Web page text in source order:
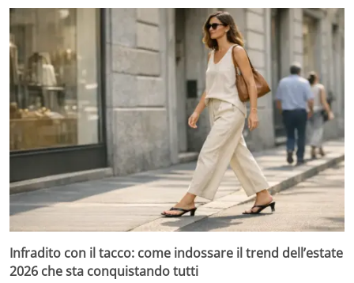
Infradito con il tacco: come indossare il trend dell’estate
2026 che sta conquistando tutti